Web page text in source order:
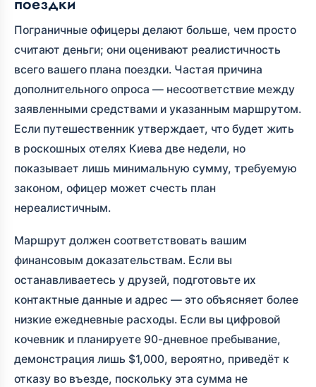
Пограничные офицеры делают больше, чем просто
считают деньги; они оценивают реалистичность
всего вашего плана поездки. Частая причина
дополнительного опроса — несоответствие между
заявленными средствами и указанным маршрутом.
Если путешественник утверждает, что будет жить
в роскошных отелях Киева две недели, но
показывает лишь минимальную сумму, требуемую
законом, офицер может счесть план
нереалистичным.
Маршрут должен соответствовать вашим
финансовым доказательствам. Если вы
останавливаетесь у друзей, подготовьте их
контактные данные и адрес — это объясняет более
низкие ежедневные расходы. Если вы цифровой
кочевник и планируете 90-дневное пребывание,
демонстрация лишь $1,000, вероятно, приведёт к
отказу во въезде, поскольку эта сумма не